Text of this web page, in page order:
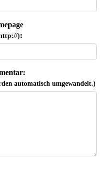
):
automatisch umgewandelt.)